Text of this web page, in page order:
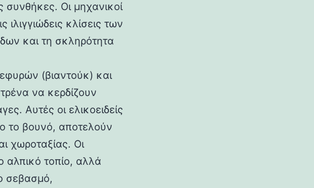
συνθήκες. Οι μηχανικοί
κλίσεις των
και τη σκληρότητα
(βιαντούκ) και
να κερδίζουν
Αυτές οι ελικοειδείς
το βουνό, αποτελούν
χωροταξίας. Οι
αλπικό τοπίο, αλλά
σεβασμό,